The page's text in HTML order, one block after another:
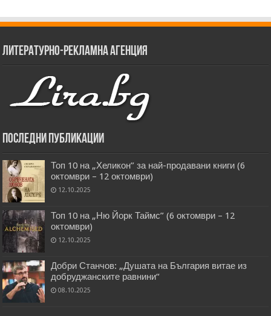
Литературно-рекламна агенция
Последни публикации
Топ 10 на „Хеликон” за най-продавани книги (6
октомври – 12 октомври)
12.10.2025
Топ 10 на „Ню Йорк Таймс” (6 октомври – 12
октомври)
12.10.2025
Добри Станчов: „Душата на България витае из
добруджанските равнини“
08.10.2025